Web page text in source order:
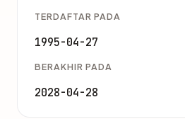
TERDAFTAR PADA
1995-04-27
BERAKHIR PADA
2028-04-28